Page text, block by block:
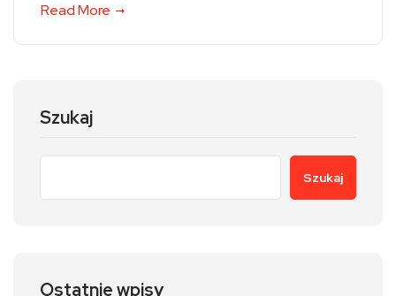
Read More
Szukaj
Szukaj
Ostatnie wpisy